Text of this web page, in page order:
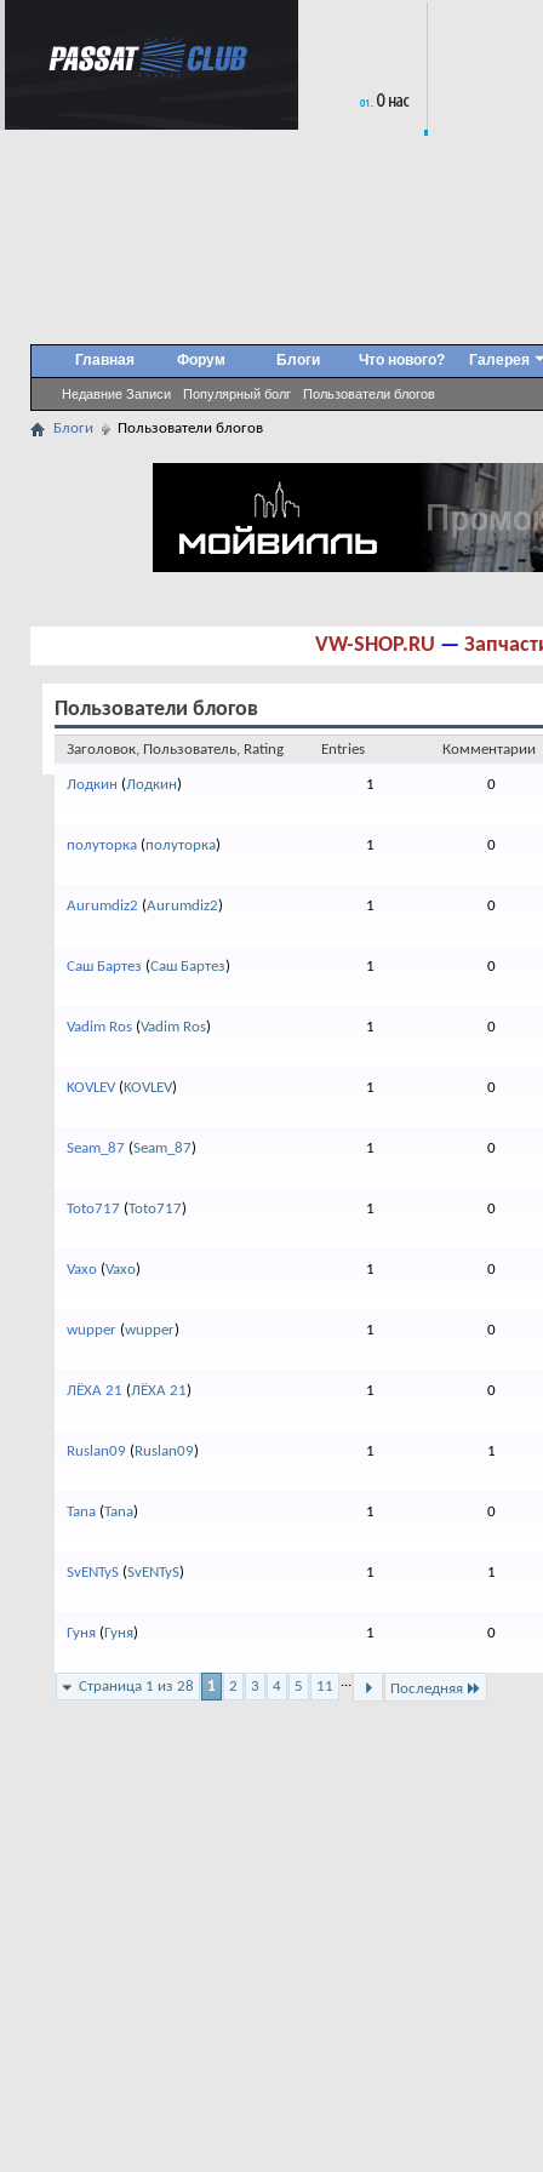
Главная Форум Блоги
Недавние Записи Популярный болг Пользователи блогов
Что нового? Галерея
Блоги Пользователи блогов
VW-SHOP.RU —
Пользователи блогов
Заголовок, Пользователь, Rating Entries Комментарии
Лодкин (Лодкин) 1 0
полуторка (полуторка) 1 0
Aurumdiz2 (Aurumdiz2) 1 0
Саш Бартез (Саш Бартез) 1 0
Vadim Ros (Vadim Ros) 1 0
KOVLEV (KOVLEV) 1 0
Seam_87 (Seam_87) 1 0
Toto717 (Toto717) 1 0
Vaxo (Vaxo) 1 0
wupper (wupper) 1 0
ЛЁХА 21 (ЛЁХА 21) 1 0
Ruslan09 (Ruslan09) 1 1
Tana (Tana) 1 0
SvENTyS (SvENTyS) 1 1
Гуня (Гуня) 1 0
Страница 1 из 28 1 2 3 4 5 11 ... Последняя